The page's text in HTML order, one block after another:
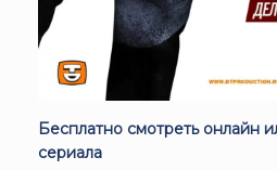
Бесплатно смотреть онлайн
сериала